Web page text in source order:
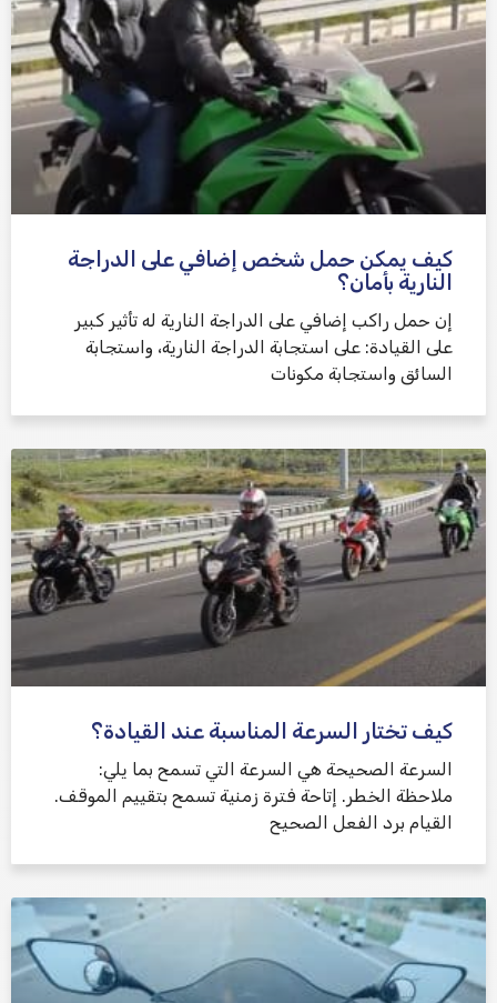
كيف يمكن حمل شخص إضافي على الدراجة
النارية بأمان؟
إن حمل راكب إضافي على الدراجة النارية له تأثير كبير
على القيادة: على استجابة الدراجة النارية، واستجابة
السائق واستجابة مكونات
كيف تختار السرعة المناسبة عند القيادة؟
السرعة الصحيحة هي السرعة التي تسمح بما يلي:
ملاحظة الخطر. إتاحة فترة زمنية تسمح بتقييم الموقف.
القيام برد الفعل الصحيح